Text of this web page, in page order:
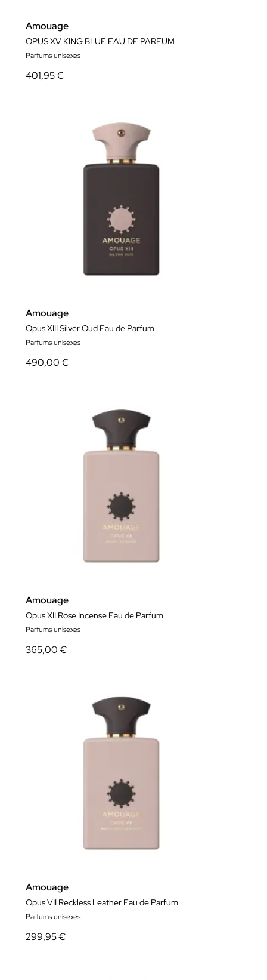
Amouage
OPUS XV KING BLUE EAU DE PARFUM
Parfums unisexes
401,95 €
Amouage
Opus XIII Silver Oud Eau de Parfum
Parfums unisexes
490,00 €
Amouage
Opus XII Rose Incense Eau de Parfum
Parfums unisexes
365,00 €
Amouage
Opus VII Reckless Leather Eau de Parfum
Parfums unisexes
299,95 €